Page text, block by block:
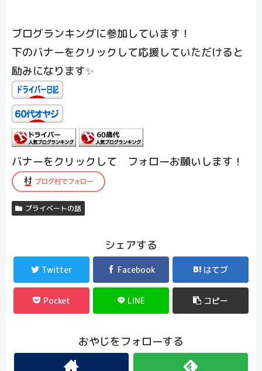
ブログランキングに参加しています！
下のバナーをクリックして応援していただけると
励みになります✨
バナーをクリックして フォローお願いします！
プライベートの話
シェアする
Twitter Facebook はてブ
Pocket LINE コピー
おやじをフォローする